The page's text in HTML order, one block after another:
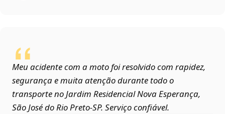
Meu acidente com a moto foi resolvido com rapidez,
segurança e muita atenção durante todo o
transporte no Jardim Residencial Nova Esperança,
São José do Rio Preto‑SP. Serviço confiável.